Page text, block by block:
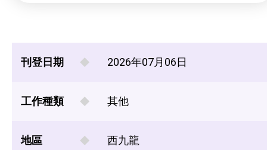
刊登日期 2026年07月06日
工作種類 其他
地區 西九龍